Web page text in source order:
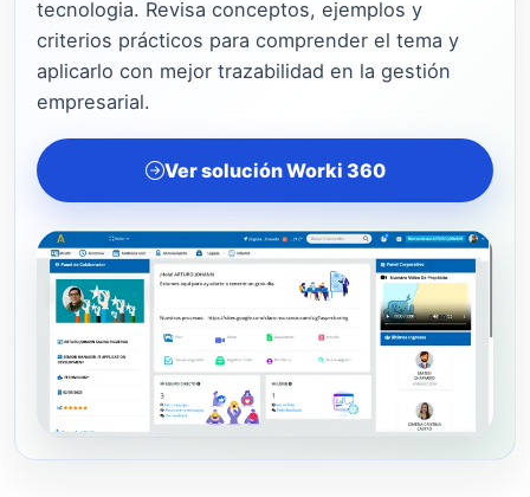
tecnologia. Revisa conceptos, ejemplos y
criterios prácticos para comprender el tema y
aplicarlo con mejor trazabilidad en la gestión
empresarial.
Ver solución Worki 360